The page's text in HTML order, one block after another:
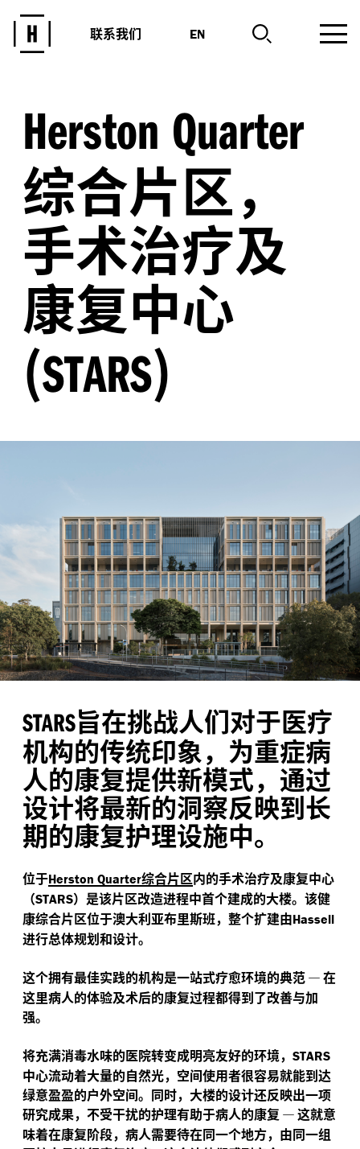
联系我们 EN
Herston Quarter
综合片区，
手术治疗及
康复中心
(STARS)
STARS旨在挑战人们对于医疗
机构的传统印象，为重症病
人的康复提供新模式，通过
设计将最新的洞察反映到长
期的康复护理设施中。
位于Herston Quarter综合片区内的手术治疗及康复中心
（STARS）是该片区改造进程中首个建成的大楼。该健
康综合片区位于澳大利亚布里斯班，整个扩建由Hassell
进行总体规划和设计。
这个拥有最佳实践的机构是一站式疗愈环境的典范—在
这里病人的体验及术后的康复过程都得到了改善与加
强。
将充满消毒水味的医院转变成明亮友好的环境， STARS
中心流动着大量的自然光，空间使用者很容易就能到达
绿意盈盈的户外空间。同时，大楼的设计还反映出一项
研究成果，不受干扰的护理有助于病人的康复 —这就意
味着在康复阶段，病人需要待在同一个地方，由同一组